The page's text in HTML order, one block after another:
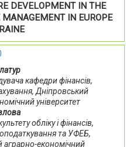
DEVELOPMENT IN THE
IN EUROPE
кафедри фінансів,
Дніпровський
університет
обліку і фінансів,
та УФЕБ,
економічний